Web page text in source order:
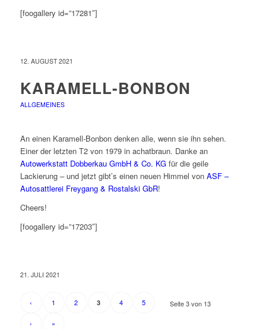
[foogallery id=”17281″]
12. AUGUST 2021
KARAMELL-BONBON
ALLGEMEINES
An einen Karamell-Bonbon denken alle, wenn sie ihn sehen.
Einer der letzten T2 von 1979 in achatbraun. Danke an
Autowerkstatt Dobberkau GmbH & Co. KGfür die geile
Lackierung – und jetzt gibt’s einen neuen Himmel von ASF –
Autosattlerei Freygang & Rostalski GbR!
Cheers!
[foogallery id=”17203″]
21. JULI 2021
Seite 3 von 13
‹ 1 2 3 4 5
› »